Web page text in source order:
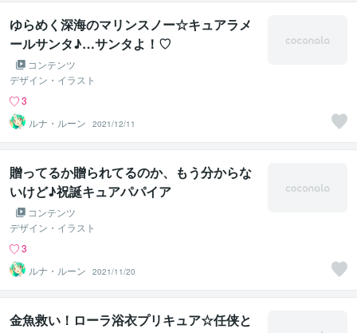
ゆらめく深海のマリンスノー☆キュアラメ
ールサンタ♪…サンタよ！♡
コンテンツ
デザイン・イラスト
3
ルナ・ルーン
2021/12/11
贈ってるか贈られてるのか、もう分からな
いけど♪祝誕キュアパパイア
コンテンツ
デザイン・イラスト
3
ルナ・ルーン
2021/11/20
金魚救い！ローラ浴衣プリキュア☆任侠と